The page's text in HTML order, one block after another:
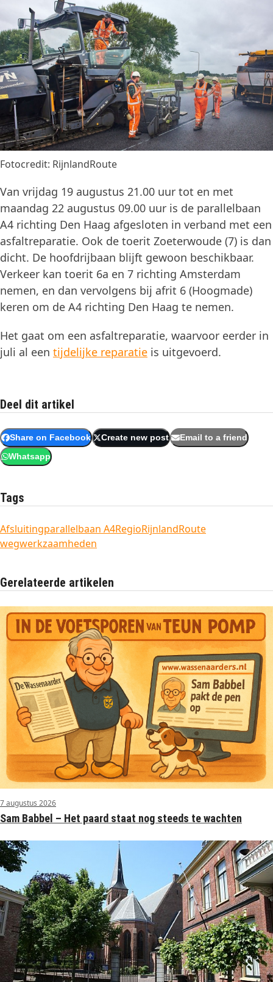
Fotocredit: RijnlandRoute
Van vrijdag 19 augustus 21.00 uur tot en met
maandag 22 augustus 09.00 uur is de parallelbaan
A4 richting Den Haag afgesloten in verband met een
asfaltreparatie. Ook de toerit Zoeterwoude (7) is dan
dicht. De hoofdrijbaan blijft gewoon beschikbaar.
Verkeer kan toerit 6a en 7 richting Amsterdam
nemen, en dan vervolgens bij afrit 6 (Hoogmade)
keren om de A4 richting Den Haag te nemen.
Het gaat om een asfaltreparatie, waarvoor eerder in
juli al een tijdelijke reparatie is uitgevoerd.
Deel dit artikel
Share on Facebook Create new post Email to a friend
Whatsapp
Tags
Afsluitingparallelbaan A4RegioRijnlandRoute
wegwerkzaamheden
Gerelateerde artikelen
7 augustus 2026
Sam Babbel – Het paard staat nog steeds te wachten